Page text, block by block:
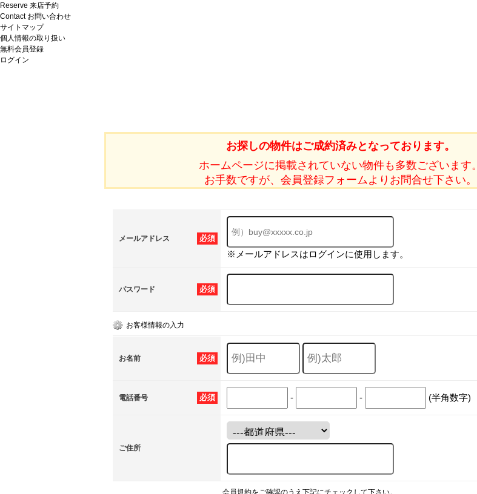
Reserve 来店予約
Contact お問い合わせ
サイトマップ
個人情報の取り扱い
無料会員登録
ログイン
お探しの物件はご成約済みとなっております。
ホームページに掲載されていない物件も多数ございます。
お手数ですが、会員登録フォームよりお問合せ下さい。
必須
メールアドレス
※メールアドレスはログインに使用します。
必須
パスワード
お客様情報の入力
必須
お名前
必須
電話番号 - - (半角数字)
ご住所
会員規約をご確認のうえ下記にチェックして下さい。